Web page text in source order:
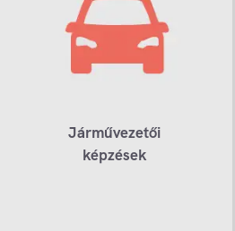
Járművezetői
képzések